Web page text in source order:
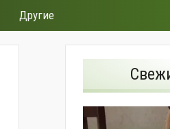
Другие